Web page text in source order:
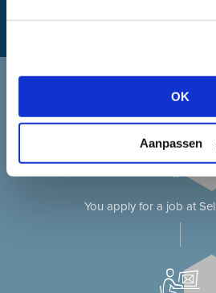
OK
Aanpassen
Applying at
Applying for a job on
You apply for a job at